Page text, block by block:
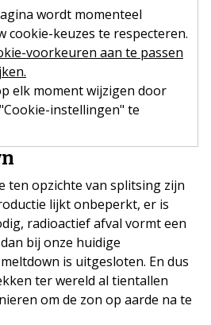
wordt momenteel
cookie-keuzes te respecteren.
voorkeuren aan te passen
elk moment wijzigen door
instellingen" te
ten opzichte van splitsing zijn
lijkt onbeperkt, er is
radioactief afval vormt een
bij onze huidige
is uitgesloten. En dus
ter wereld al tientallen
om de zon op aarde na te